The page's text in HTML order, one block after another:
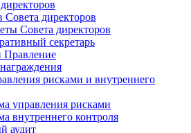
Совета директоров
Совета директоров
секретарь
Правление
рисками и внутреннего
управления рисками
внутреннего контроля
аудит